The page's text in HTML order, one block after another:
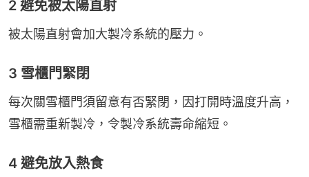
2 避免被太陽直射
被太陽直射會加大製冷系統的壓力。
3 雪櫃門緊閉
每次關雪櫃門須留意有否緊閉，因打開時溫度升高，
雪櫃需重新製冷，令製冷系統壽命縮短。
4 避免放入熱食